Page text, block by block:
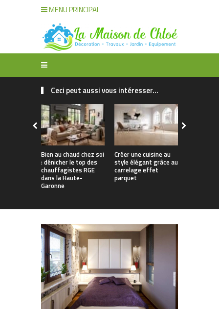
MENU PRINCIPAL
Ceci peut aussi vous intéresser...
Bien au chaud chez soi
: dénicher le top des
chauffagistes RGE
dans la Haute-
Garonne
Créer une cuisine au
style élégant grâce au
carrelage effet
parquet